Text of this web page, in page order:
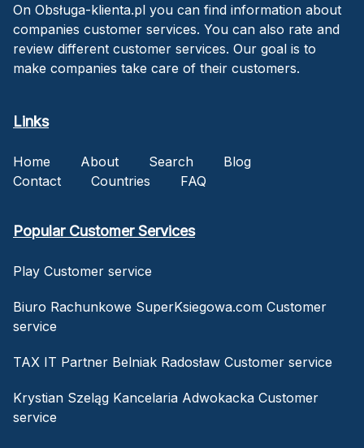
On Obsługa-klienta.pl you can find information about
companies customer services. You can also rate and
review different customer services. Our goal is to
make companies take care of their customers.
Links
Home About Search
Blog
Contact
Countries FAQ
Popular Customer Services
Play Customer service
Biuro Rachunkowe SuperKsiegowa.com Customer
service
TAX IT Partner Belniak Radosław Customer service
Krystian Szeląg Kancelaria Adwokacka Customer
service